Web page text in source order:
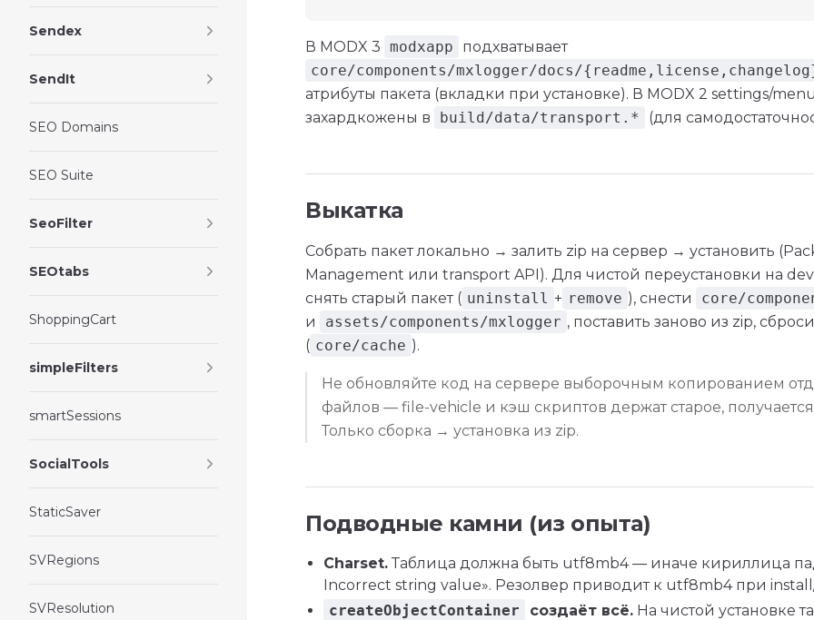
Sendex
SendIt
SEO Domains
SEO Suite
SeoFilter
SEOtabs
ShoppingCart
simpleFilters
smartSessions
SocialTools
StaticSaver
SVRegions
SVResolution
В MODX 3 modxapp
подхватывает
core/components/mxlogger/docs/
атрибуты пакета (вкладки при установке). В MODX 2 settings/
захардкожены в
build/data/transport.* (для
Выкатка
Собрать пакет локально → залить zip на сервер → установить
Management или transport API). Для чистой переустановки на
снять старый пакет ( uninstall + remove ), снести
core/
и
assets/components/mxlogger , поставить заново из zip,
( core/cache ).
Не обновляйте код на сервере выборочным копированием
файлов — file-vehicle и кэш скриптов держат старое,
Только сборка → установка из zip.
Подводные камни (из опыта)
Charset. Таблица должна быть utf8mb4 — иначе кириллица
Incorrect string value». Резолвер приводит к utf8mb4 при
createObjectContainer
создаёт всё. На чистой установке